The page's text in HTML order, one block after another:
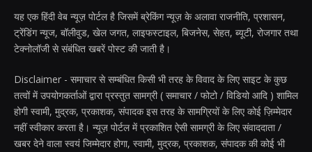
यह एक हिंदी वेब न्यूज़ पोर्टल है जिसमें ब्रेकिंग न्यूज़ के अलावा राजनीति, प्रशासन,
ट्रेंडिंग न्यूज, बॉलीवुड, खेल जगत, लाइफस्टाइल, बिजनेस, सेहत, ब्यूटी, रोजगार तथा
टेक्नोलॉजी से संबंधित खबरें पोस्ट की जाती है।
Disclaimer - समाचार से सम्बंधित किसी भी तरह के विवाद के लिए साइट के कुछ
तत्वों में उपयोगकर्ताओं द्वारा प्रस्तुत सामग्री ( समाचार / फोटो / विडियो आदि ) शामिल
होगी स्वामी, मुद्रक, प्रकाशक, संपादक इस तरह के सामग्रियों के लिए कोई ज़िम्मेदार
नहीं स्वीकार करता है। न्यूज़ पोर्टल में प्रकाशित ऐसी सामग्री के लिए संवाददाता /
खबर देने वाला स्वयं जिम्मेदार होगा, स्वामी, मुद्रक, प्रकाशक, संपादक की कोई भी